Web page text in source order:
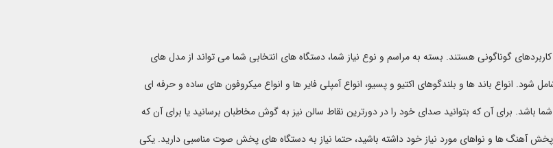
گوناگونی هستند. بسته به مراسم و نوع نیاز شما، دستگاه های انتخابی شما می تواند از مدل های
شود. انواع باند ها و بلندگوهای اکتیو و پسیو، انواع آمپلی فایر ها و انواع میکروفون های ساده و حرفه ای
شما باشد. برای آن که بتوانید صدای خود را در دورترین نقاط سالن نیز به گوش مخاطبان برسانید یا برای آن که
آهنگ ها و نواهای مورد نیاز خود داشته باشید، حتما نیاز به دستگاه های پخش صوت مناسبی دارید. یکی